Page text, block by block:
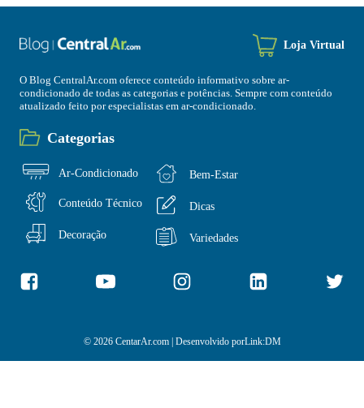
Loja Virtual
O Blog CentralAr.com oferece conteúdo informativo sobre ar-
condicionado de todas as categorias e potências. Sempre com conteúdo
atualizado feito por especialistas em ar-condicionado.
Categorias
Ar-Condicionado
Conteúdo Técnico
Decoração
Bem-Estar
Dicas
Variedades
© 2026 CentarAr.com | Desenvolvido porLink:DM